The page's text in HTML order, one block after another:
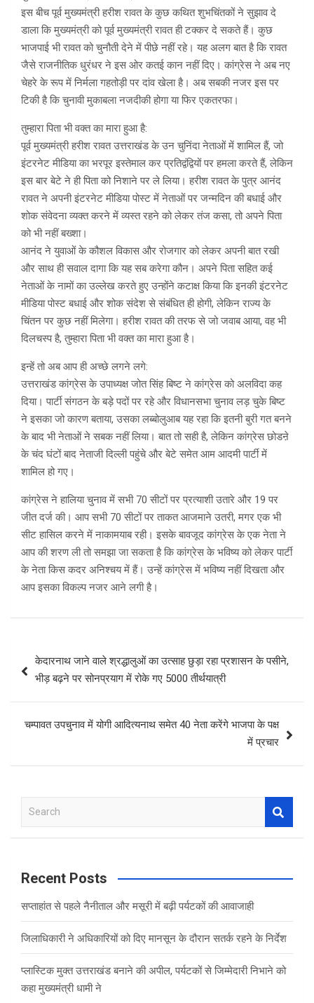
इस बीच पूर्व मुख्यमंत्री हरीश रावत के कुछ कथित शुभचिंतकों ने सुझाव दे
डाला कि मुख्यमंत्री को पूर्व मुख्यमंत्री रावत ही टक्कर दे सकते हैं। कुछ
भाजपाई भी रावत को चुनौती देने में पीछे नहीं रहे। यह अलग बात है कि रावत
जैसे राजनीतिक धुरंधर ने इस ओर कतई कान नहीं दिए। कांग्रेस ने अब नए
चेहरे के रूप में निर्मला गहतोड़ी पर दांव खेला है। अब सबकी नजर इस पर
टिकी है कि चुनावी मुकाबला नजदीकी होगा या फिर एकतरफा।
तुम्हारा पिता भी वक्त का मारा हुआ है:
पूर्व मुख्यमंत्री हरीश रावत उत्तराखंड के उन चुनिंदा नेताओं में शामिल हैं, जो
इंटरनेट मीडिया का भरपूर इस्तेमाल कर प्रतिद्वंद्वियों पर हमला करते हैं, लेकिन
इस बार बेटे ने ही पिता को निशाने पर ले लिया। हरीश रावत के पुत्र आनंद
रावत ने अपनी इंटरनेट मीडिया पोस्ट में नेताओं पर जन्मदिन की बधाई और
शोक संवेदना व्यक्त करने में व्यस्त रहने को लेकर तंज कसा, तो अपने पिता
को भी नहीं बख्शा।
आनंद ने युवाओं के कौशल विकास और रोजगार को लेकर अपनी बात रखी
और साथ ही सवाल दागा कि यह सब करेगा कौन। अपने पिता सहित कई
नेताओं के नामों का उल्लेख करते हुए उन्होंने कटाक्ष किया कि इनकी इंटरनेट
मीडिया पोस्ट बधाई और शोक संदेश से संबंधित ही होगी, लेकिन राज्य के
चिंतन पर कुछ नहीं मिलेगा। हरीश रावत की तरफ से जो जवाब आया, वह भी
दिलचस्प है, तुम्हारा पिता भी वक्त का मारा हुआ है।
इन्हें तो अब आप ही अच्छे लगने लगे:
उत्तराखंड कांग्रेस के उपाध्यक्ष जोत सिंह बिष्ट ने कांग्रेस को अलविदा कह
दिया। पार्टी संगठन के बड़े पदों पर रहे और विधानसभा चुनाव लड़ चुके बिष्ट
ने इसका जो कारण बताया, उसका लब्बोलुआब यह रहा कि इतनी बुरी गत बनने
के बाद भी नेताओं ने सबक नहीं लिया। बात तो सही है, लेकिन कांग्रेस छोडऩे
के चंद घंटों बाद नेताजी दिल्ली पहुंचे और बेटे समेत आम आदमी पार्टी में
शामिल हो गए।
कांग्रेस ने हालिया चुनाव में सभी 70 सीटों पर प्रत्याशी उतारे और 19 पर
जीत दर्ज की। आप सभी 70 सीटों पर ताकत आजमाने उतरी, मगर एक भी
सीट हासिल करने में नाकामयाब रही। इसके बावजूद कांग्रेस के एक नेता ने
आप की शरण ली तो समझा जा सकता है कि कांग्रेस के भविष्य को लेकर पार्टी
के नेता किस कदर अनिश्चय में हैं। उन्हें कांग्रेस में भविष्य नहीं दिखता और
आप इसका विकल्प नजर आने लगी है।
navigation
केदारनाथ जाने वाले श्रद्धालुओं का उत्साह छुड़ा रहा प्रशासन के पसीने,
भीड़ बढ़ने पर सोनप्रयाग में रोके गए 5000 तीर्थयात्री
चम्पावत उपचुनाव में योगी आदित्यनाथ समेत 40 नेता करेंगे भाजपा के पक्ष
में प्रचार
a
c
Recent Posts
सप्ताहांत से पहले नैनीताल और मसूरी में बढ़ी पर्यटकों की आवाजाही
जिलाधिकारी ने अधिकारियों को दिए मानसून के दौरान सतर्क रहने के निर्देश
प्लास्टिक मुक्त उत्तराखंड बनाने की अपील, पर्यटकों से जिम्मेदारी निभाने को
कहा मुख्यमंत्री धामी ने